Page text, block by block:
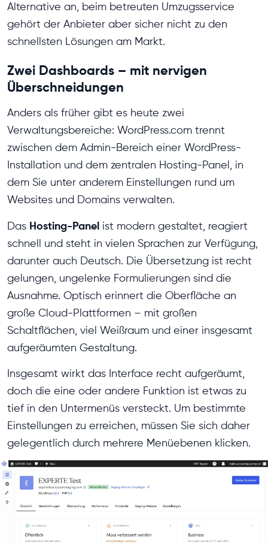
Alternative an, beim betreuten Umzugsservice
gehört der Anbieter aber sicher nicht zu den
schnellsten Lösungen am Markt.
Zwei Dashboards – mit nervigen
Überschneidungen
Anders als früher gibt es heute zwei
Verwaltungsbereiche: WordPress.com trennt
zwischen dem Admin-Bereich einer WordPress-
Installation und dem zentralen Hosting-Panel, in
dem Sie unter anderem Einstellungen rund um
Websites und Domains verwalten.
Das Hosting-Panel ist modern gestaltet, reagiert
schnell und steht in vielen Sprachen zur Verfügung,
darunter auch Deutsch. Die Übersetzung ist recht
gelungen, ungelenke Formulierungen sind die
Ausnahme. Optisch erinnert die Oberfläche an
große Cloud-Plattformen – mit großen
Schaltflächen, viel Weißraum und einer insgesamt
aufgeräumten Gestaltung.
Insgesamt wirkt das Interface recht aufgeräumt,
doch die eine oder andere Funktion ist etwas zu
tief in den Untermenüs versteckt. Um bestimmte
Einstellungen zu erreichen, müssen Sie sich daher
gelegentlich durch mehrere Menüebenen klicken.